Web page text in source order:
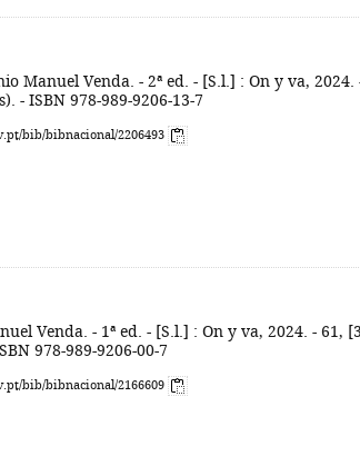
Manuel Venda. - 2ª ed. - [S.l.] : On y va, 2024.
- ISBN 978-989-9206-13-7
bib/bibnacional/2206493
Venda. - 1ª ed. - [S.l.] : On y va, 2024. - 61,
978-989-9206-00-7
bib/bibnacional/2166609